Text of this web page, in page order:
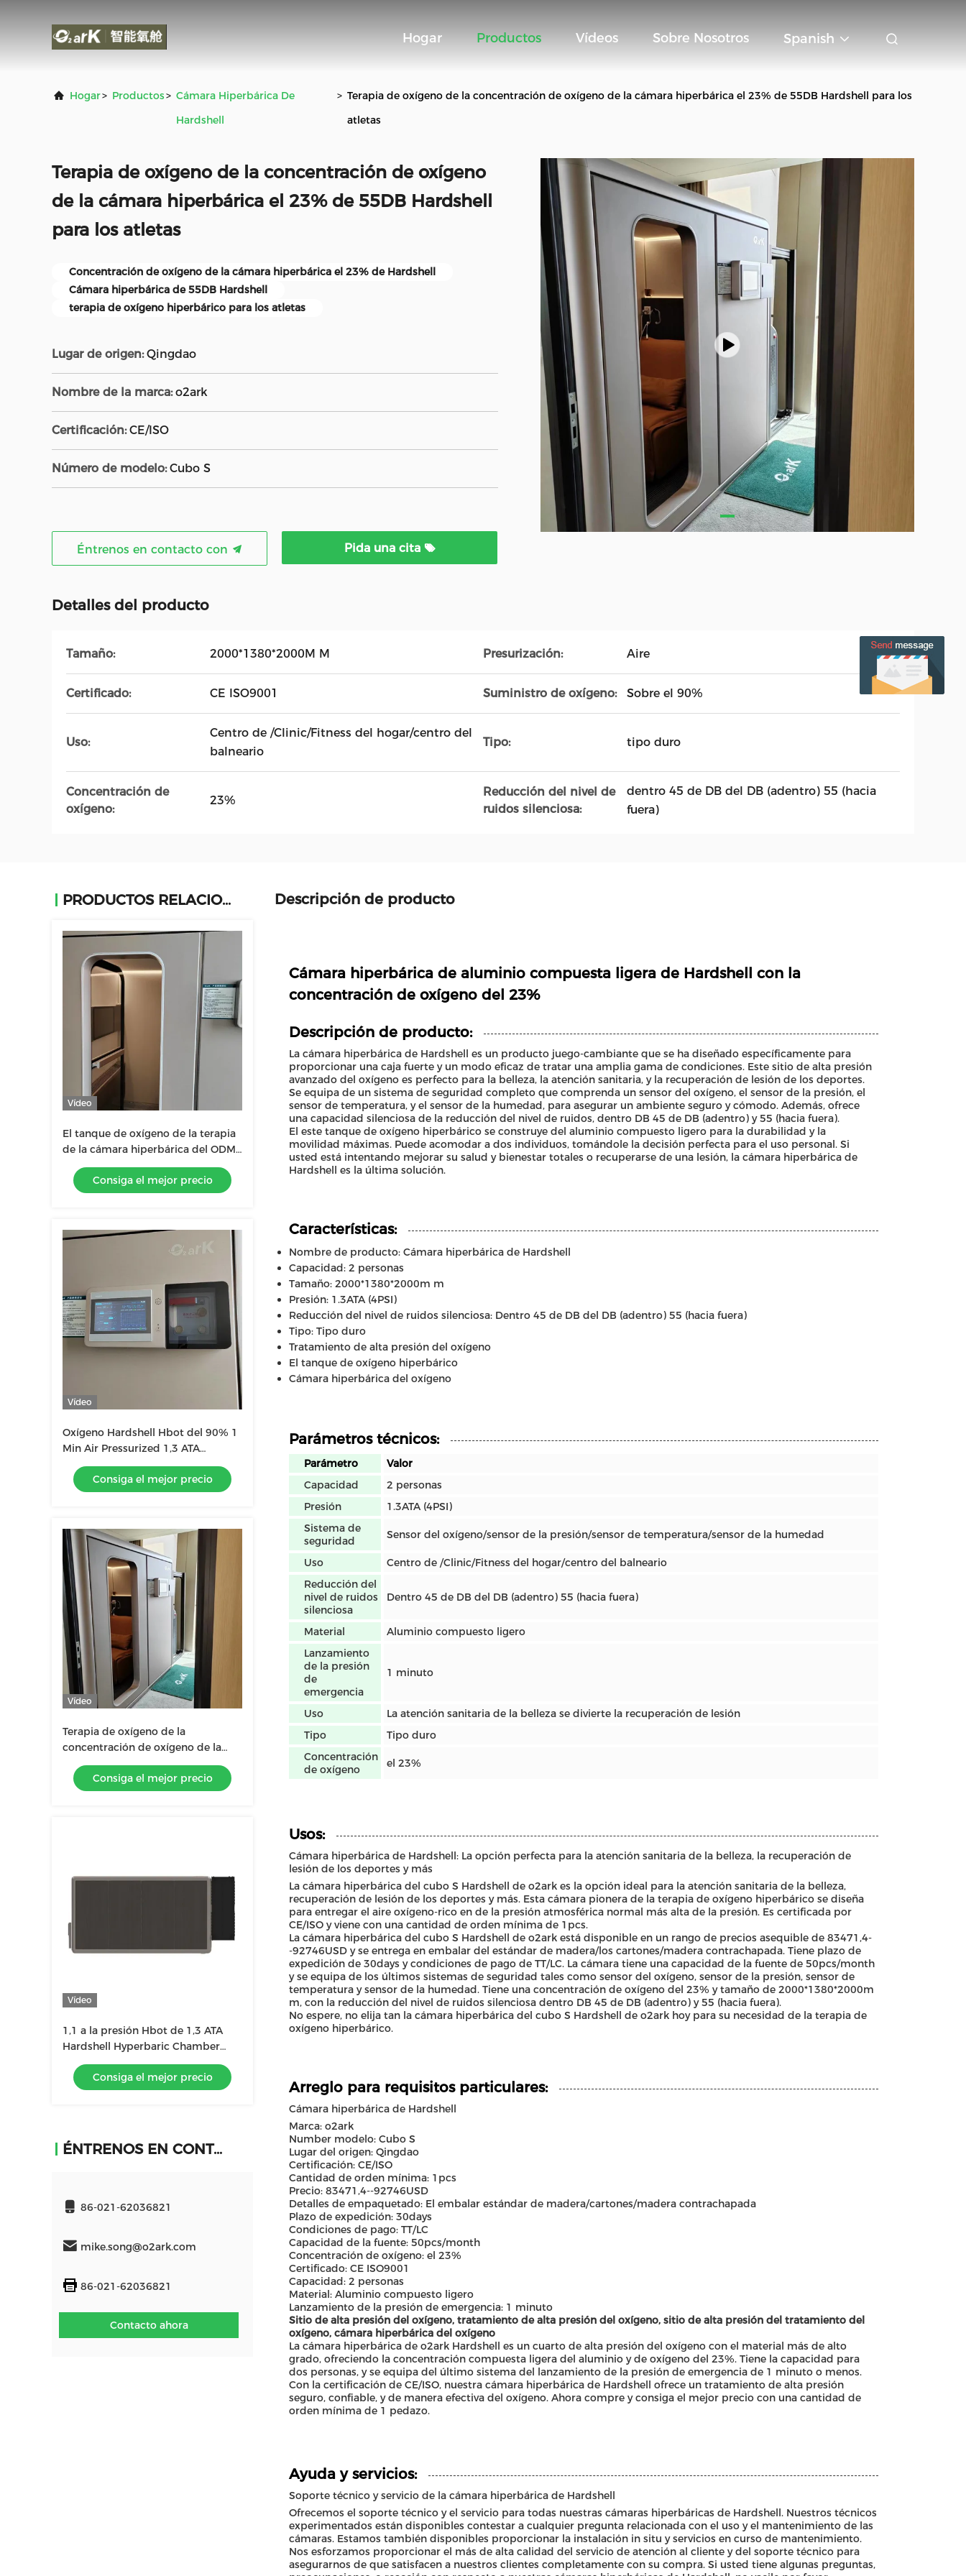
Hogar Productos Vídeos Sobre Nosotros Spanish
Hogar> Productos> Cámara Hiperbárica De
Hardshell
> Terapia de oxígeno de la concentración de oxígeno de la cámara hiperbárica el 23% de 55DB Hardshell para los
atletas
Terapia de oxígeno de la concentración de oxígeno
de la cámara hiperbárica el 23% de 55DB Hardshell
para los atletas
Concentración de oxígeno de la cámara hiperbárica el 23% de Hardshell
Cámara hiperbárica de 55DB Hardshell
terapia de oxígeno hiperbárico para los atletas
Lugar de origen: Qingdao
Nombre de la marca: o2ark
Certificación: CE/ISO
Número de modelo: Cubo S
Éntrenos en contacto con Pida una cita
Detalles del producto
Tamaño: 2000*1380*2000M M Presurización: Aire
Certificado: CE ISO9001 Suministro de oxígeno: Sobre el 90%
Uso:
Centro de /Clinic/Fitness del hogar/centro del
balneario
Tipo: tipo duro
Concentración de
oxígeno:
23%
Reducción del nivel de
ruidos silenciosa:
dentro 45 de DB del DB (adentro) 55 (hacia
fuera)
PRODUCTOS RELACIONADOS
Vídeo
El tanque de oxígeno de la terapia
de la cámara hiperbárica del ODM
Hardshell para la clínica del hogar
Consiga el mejor precio
Vídeo
Oxígeno Hardshell Hbot del 90% 1
Min Air Pressurized 1,3 ATA
Hyperbaric Oxygen Room
Consiga el mejor precio
Vídeo
Terapia de oxígeno de la
concentración de oxígeno de la
cámara hiperbárica el 23% de
55DB Hardshell para los atletas
Consiga el mejor precio
Vídeo
1,1 a la presión Hbot de 1,3 ATA
Hardshell Hyperbaric Chamber
High
Consiga el mejor precio
ÉNTRENOS EN CONTACTO CON
86-021-62036821
mike.song@o2ark.com
86-021-62036821
Contacto ahora
Descripción de producto
Cámara hiperbárica de aluminio compuesta ligera de Hardshell con la
concentración de oxígeno del 23%
Descripción de producto:
La cámara hiperbárica de Hardshell es un producto juego-cambiante que se ha diseñado específicamente para
proporcionar una caja fuerte y un modo eficaz de tratar una amplia gama de condiciones. Este sitio de alta presión
avanzado del oxígeno es perfecto para la belleza, la atención sanitaria, y la recuperación de lesión de los deportes.
Se equipa de un sistema de seguridad completo que comprenda un sensor del oxígeno, el sensor de la presión, el
sensor de temperatura, y el sensor de la humedad, para asegurar un ambiente seguro y cómodo. Además, ofrece
una capacidad silenciosa de la reducción del nivel de ruidos, dentro DB 45 de DB (adentro) y 55 (hacia fuera).
El este tanque de oxígeno hiperbárico se construye del aluminio compuesto ligero para la durabilidad y la
movilidad máximas. Puede acomodar a dos individuos, tomándole la decisión perfecta para el uso personal. Si
usted está intentando mejorar su salud y bienestar totales o recuperarse de una lesión, la cámara hiperbárica de
Hardshell es la última solución.
Características:
Nombre de producto: Cámara hiperbárica de Hardshell
Capacidad: 2 personas
Tamaño: 2000*1380*2000m m
Presión: 1.3ATA (4PSI)
Reducción del nivel de ruidos silenciosa: Dentro 45 de DB del DB (adentro) 55 (hacia fuera)
Tipo: Tipo duro
Tratamiento de alta presión del oxígeno
El tanque de oxígeno hiperbárico
Cámara hiperbárica del oxígeno
Parámetros técnicos:
Parámetro
Valor
Capacidad
2 personas
Presión
1.3ATA (4PSI)
Sistema de
seguridad
Sensor del oxígeno/sensor de la presión/sensor de temperatura/sensor de la humedad
Uso
Centro de /Clinic/Fitness del hogar/centro del balneario
Reducción del
nivel de ruidos
silenciosa
Dentro 45 de DB del DB (adentro) 55 (hacia fuera)
Material
Aluminio compuesto ligero
Lanzamiento
de la presión
de
emergencia
1 minuto
Uso
La atención sanitaria de la belleza se divierte la recuperación de lesión
Tipo
Tipo duro
Concentración
de oxígeno
el 23%
Usos:
Cámara hiperbárica de Hardshell: La opción perfecta para la atención sanitaria de la belleza, la recuperación de
lesión de los deportes y más
La cámara hiperbárica del cubo S Hardshell de o2ark es la opción ideal para la atención sanitaria de la belleza,
recuperación de lesión de los deportes y más. Esta cámara pionera de la terapia de oxígeno hiperbárico se diseña
para entregar el aire oxígeno-rico en de la presión atmosférica normal más alta de la presión. Es certificada por
CE/ISO y viene con una cantidad de orden mínima de 1pcs.
La cámara hiperbárica del cubo S Hardshell de o2ark está disponible en un rango de precios asequible de 83471,4-
-92746USD y se entrega en embalar del estándar de madera/los cartones/madera contrachapada. Tiene plazo de
expedición de 30days y condiciones de pago de TT/LC. La cámara tiene una capacidad de la fuente de 50pcs/month
y se equipa de los últimos sistemas de seguridad tales como sensor del oxígeno, sensor de la presión, sensor de
temperatura y sensor de la humedad. Tiene una concentración de oxígeno del 23% y tamaño de 2000*1380*2000m
m, con la reducción del nivel de ruidos silenciosa dentro DB 45 de DB (adentro) y 55 (hacia fuera).
No espere, no elija tan la cámara hiperbárica del cubo S Hardshell de o2ark hoy para su necesidad de la terapia de
oxígeno hiperbárico.
Arreglo para requisitos particulares:
Cámara hiperbárica de Hardshell
Marca: o2ark
Number modelo: Cubo S
Lugar del origen: Qingdao
Certificación: CE/ISO
Cantidad de orden mínima: 1pcs
Precio: 83471,4--92746USD
Detalles de empaquetado: El embalar estándar de madera/cartones/madera contrachapada
Plazo de expedición: 30days
Condiciones de pago: TT/LC
Capacidad de la fuente: 50pcs/month
Concentración de oxígeno: el 23%
Certificado: CE ISO9001
Capacidad: 2 personas
Material: Aluminio compuesto ligero
Lanzamiento de la presión de emergencia: 1 minuto
Sitio de alta presión del oxígeno, tratamiento de alta presión del oxígeno, sitio de alta presión del tratamiento del
oxígeno, cámara hiperbárica del oxígeno
La cámara hiperbárica de o2ark Hardshell es un cuarto de alta presión del oxígeno con el material más de alto
grado, ofreciendo la concentración compuesta ligera del aluminio y de oxígeno del 23%. Tiene la capacidad para
dos personas, y se equipa del último sistema del lanzamiento de la presión de emergencia de 1 minuto o menos.
Con la certificación de CE/ISO, nuestra cámara hiperbárica de Hardshell ofrece un tratamiento de alta presión
seguro, confiable, y de manera efectiva del oxígeno. Ahora compre y consiga el mejor precio con una cantidad de
orden mínima de 1 pedazo.
Ayuda y servicios:
Soporte técnico y servicio de la cámara hiperbárica de Hardshell
Ofrecemos el soporte técnico y el servicio para todas nuestras cámaras hiperbáricas de Hardshell. Nuestros técnicos
experimentados están disponibles contestar a cualquier pregunta relacionada con el uso y el mantenimiento de las
cámaras. Estamos también disponibles proporcionar la instalación in situ y servicios en curso de mantenimiento.
Nos esforzamos proporcionar el más de alta calidad del servicio de atención al cliente y del soporte técnico para
asegurarnos de que satisfacen a nuestros clientes completamente con su compra. Si usted tiene algunas preguntas,